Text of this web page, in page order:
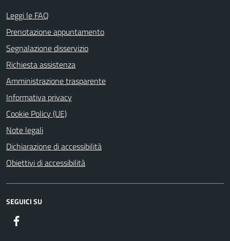
Leggi le FAQ
Prenotazione appuntamento
Segnalazione disservizio
Richiesta assistenza
Amministrazione trasparente
Informativa privacy
Cookie Policy (UE)
Note legali
Dichiarazione di accessibilità
Obiettivi di accessibilità
SEGUICI SU